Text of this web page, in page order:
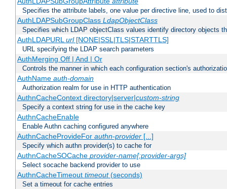
Specifies the attribute labels, one value per directive line, used to
AuthLDAPSubGroupClass LdapObjectClass
Specifies which LDAP objectClass values identify directory objects
AuthLDAPURLurl[NONE|SSL|TLS|STARTTLS]
URL specifying the LDAP search parameters
AuthMerging Off | And | Or
Controls the manner in which each configuration section's
AuthName auth-domain
Authorization realm for use in HTTP authentication
AuthnCacheContext directory|server|custom-string
Specify a context string for use in the cache key
AuthnCacheEnable
Enable Authn caching configured anywhere
AuthnCacheProvideFor authn-provider[...]
Specify which authn provider(s) to cache for
AuthnCacheSOCache provider-name[:provider-args]
Select socache backend provider to use
AuthnCacheTimeout timeout(seconds)
Set a timeout for cache entries